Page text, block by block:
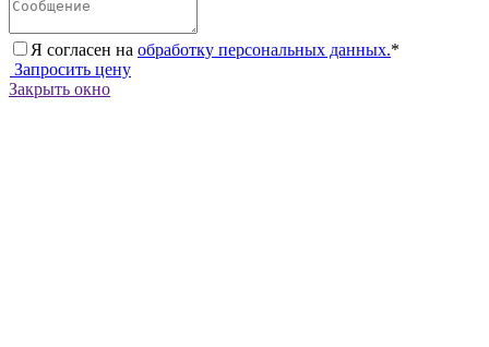
Я согласен на обработку персональных данных.*
Запросить цену
Закрыть окно